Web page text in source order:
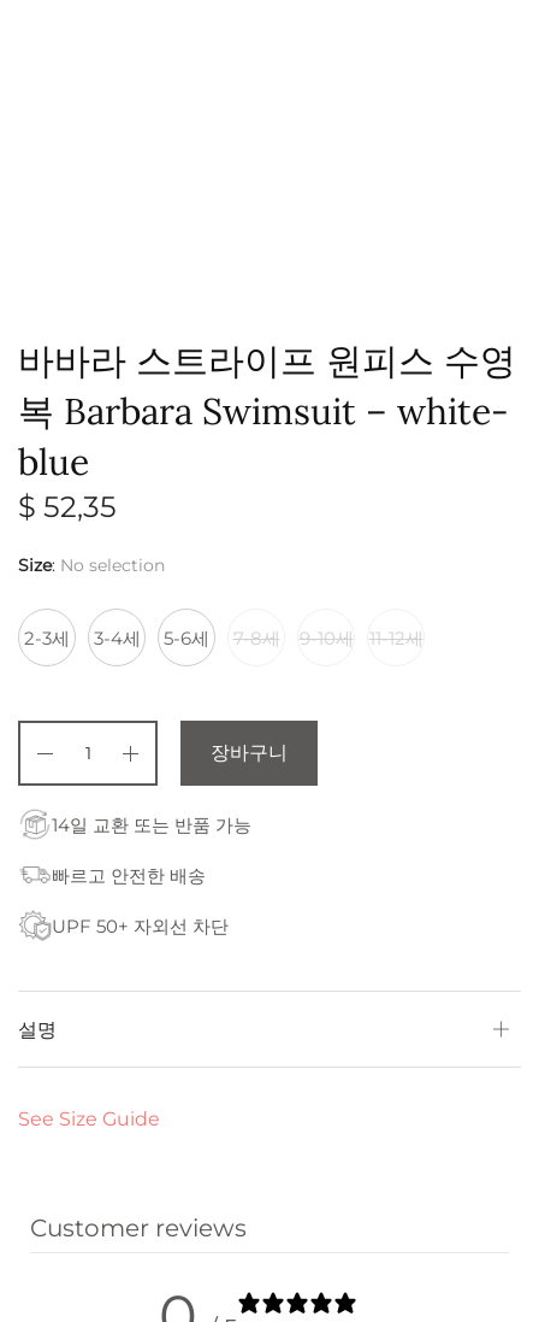
바바라 스트라이프 원피스 수영
복 Barbara Swimsuit – white-
blue
$ 52,35
Size: No selection
2-3세 3-4세 5-6세 7-8세 9-10세 11-12세
장바구니
14일 교환 또는 반품 가능
빠르고 안전한 배송
UPF 50+ 자외선 차단
설명
See Size Guide
Customer reviews